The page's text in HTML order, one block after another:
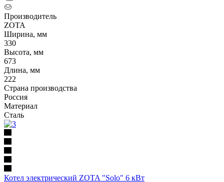
Производитель
ZOTA
Ширина, мм
330
Высота, мм
673
Длина, мм
222
Страна производства
Россия
Материал
Сталь
Котел электрический ZOTA "Solo" 6 кВт